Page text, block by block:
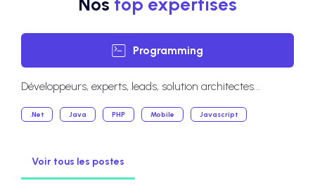
Programming
Développeurs, experts, leads, solution architectes...
.Net Java PHP Mobile Javascript
Voir tous les postes